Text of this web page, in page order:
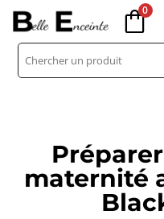
0
maternité